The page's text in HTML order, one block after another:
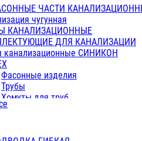
Фитинги с металл. серые
Фитинги ПП (серые)
Фитинги ПП белые
Краны
Фитинги ПП (белые)
Фитинги ПП с металлом
Краны полипропиленовые
Трубы полипропиленивые
TK
VALFEX
ЧАСТИ
чугунная
КАНАЛИЗАЦИОННЫЕ
ДЛЯ КАНАЛИЗАЦИИ
канализационные СИНИКОН
Фасонные изделия
Трубы
Хомуты для труб